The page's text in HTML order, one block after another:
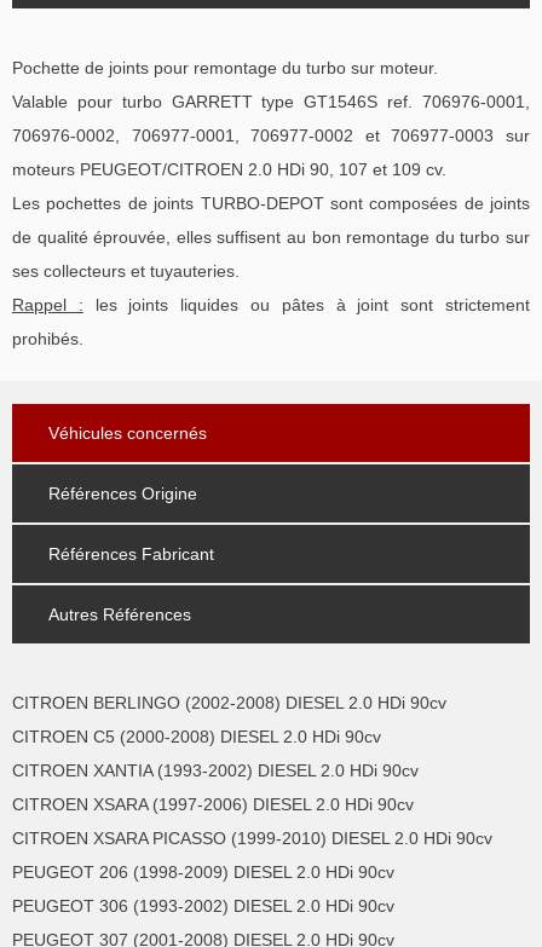
Pochette de joints pour remontage du turbo sur moteur.
Valable pour turbo GARRETT type GT1546S ref. 706976-0001,
706976-0002, 706977-0001, 706977-0002 et 706977-0003 sur
moteurs PEUGEOT/CITROEN 2.0 HDi 90, 107 et 109 cv.
Les pochettes de joints TURBO-DEPOT sont composées de joints
de qualité éprouvée, elles suffisent au bon remontage du turbo sur
ses collecteurs et tuyauteries.
Rappel : les joints liquides ou pâtes à joint sont strictement
prohibés.
Véhicules concernés
Références Origine
Références Fabricant
Autres Références
CITROEN BERLINGO (2002-2008) DIESEL 2.0 HDi 90cv
CITROEN C5 (2000-2008) DIESEL 2.0 HDi 90cv
CITROEN XANTIA (1993-2002) DIESEL 2.0 HDi 90cv
CITROEN XSARA (1997-2006) DIESEL 2.0 HDi 90cv
CITROEN XSARA PICASSO (1999-2010) DIESEL 2.0 HDi 90cv
PEUGEOT 206 (1998-2009) DIESEL 2.0 HDi 90cv
PEUGEOT 306 (1993-2002) DIESEL 2.0 HDi 90cv
PEUGEOT 307 (2001-2008) DIESEL 2.0 HDi 90cv